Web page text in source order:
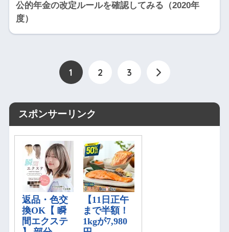
公的年金の改定ルールを確認してみる（2020年
度）
1 2 3
スポンサーリンク